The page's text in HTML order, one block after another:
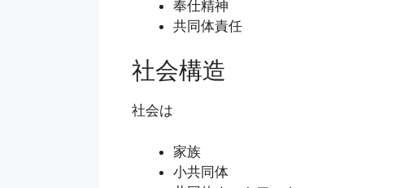
奉仕精神
共同体責任
社会構造
社会は
家族
小共同体